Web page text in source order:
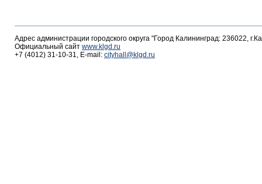
Адрес администрации городского округа "Город Калининград: 236022,
Официальный сайт www.klgd.ru
+7 (4012) 31-10-31, E-mail: cityhall@klgd.ru